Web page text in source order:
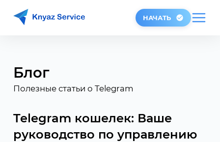
НАЧАТЬ
Блог
Полезные статьи о Telegram
Telegram кошелек: Ваше
руководство по управлению